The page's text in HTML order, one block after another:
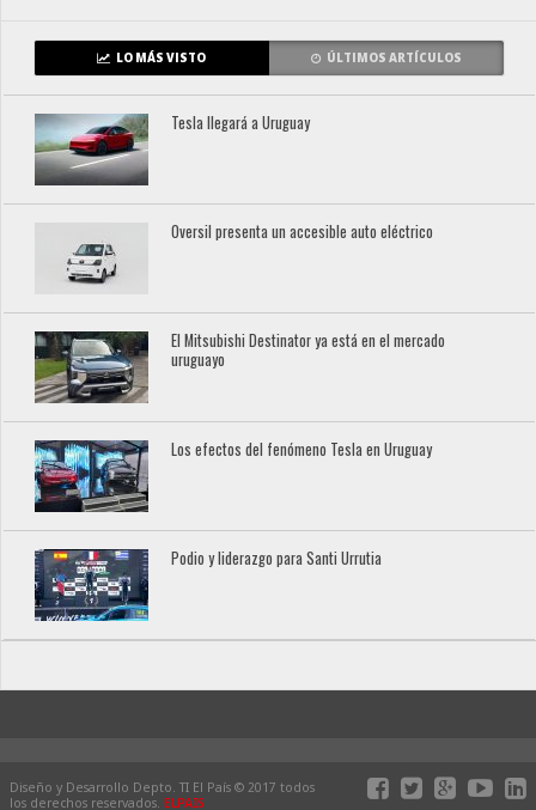
LO MÁS VISTO ÚLTIMOS ARTÍCULOS
Tesla llegará a Uruguay
Oversil presenta un accesible auto eléctrico
El Mitsubishi Destinator ya está en el mercado
uruguayo
Los efectos del fenómeno Tesla en Uruguay
Podio y liderazgo para Santi Urrutia
Diseño y Desarrollo Depto. TI El País © 2017 todos
los derechos reservados. ELPAIS